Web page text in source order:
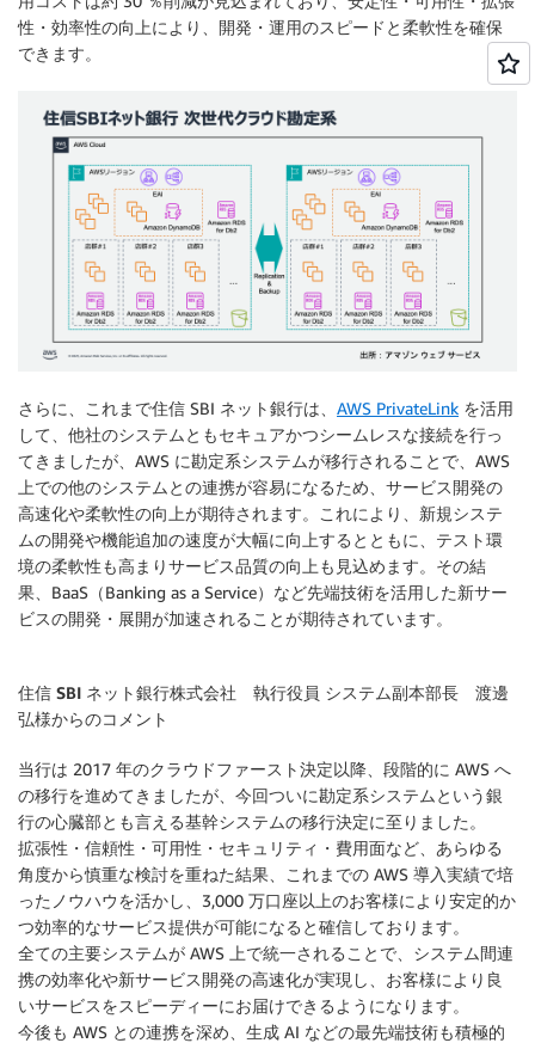
性・効率性の向上により、開発・運用のスピードと柔軟性を確保
できます。
さらに、これまで住信 SBI ネット銀行は、 AWS PrivateLink を活用
して、他社のシステムともセキュアかつシームレスな接続を行っ
てきましたが、AWS に勘定系システムが移行されることで、AWS
上での他のシステムとの連携が容易になるため、サービス開発の
高速化や柔軟性の向上が期待されます。これにより、新規システ
ムの開発や機能追加の速度が大幅に向上するとともに、テスト環
境の柔軟性も高まりサービス品質の向上も見込めます。その結
果、BaaS（Banking as a Service）など先端技術を活用した新サー
ビスの開発・展開が加速されることが期待されています。
住信 SBI ネット銀行株式会社 執行役員 システム副本部長 渡邊
弘様からのコメント
当行は 2017 年のクラウドファースト決定以降、段階的に AWS へ
の移行を進めてきましたが、今回ついに勘定系システムという銀
行の心臓部とも言える基幹システムの移行決定に至りました。
拡張性・信頼性・可用性・セキュリティ・費用面など、あらゆる
角度から慎重な検討を重ねた結果、これまでの AWS 導入実績で培
ったノウハウを活かし、3,000 万口座以上のお客様により安定的か
つ効率的なサービス提供が可能になると確信しております。
全ての主要システムが AWS 上で統一されることで、システム間連
携の効率化や新サービス開発の高速化が実現し、お客様により良
いサービスをスピーディーにお届けできるようになります。
今後も AWS との連携を深め、生成 AI などの最先端技術も積極的